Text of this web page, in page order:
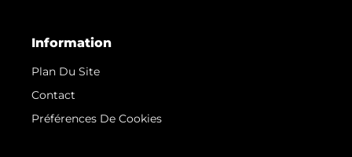
Information
Plan Du Site
Contact
Préférences De Cookies